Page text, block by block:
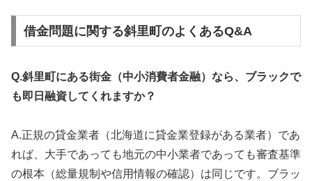
借金問題に関する斜里町のよくあるQ&A
Q.斜里町にある街金（中小消費者金融）なら、ブラックで
も即日融資してくれますか？
A.正規の貸金業者（北海道に貸金業登録がある業者）であ
れば、大手であっても地元の中小業者であっても審査基準
の根本（総量規制や信用情報の確認）は同じです。ブラッ